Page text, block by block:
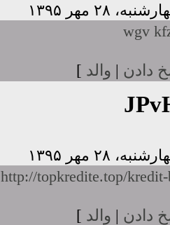
wgv
دادن | والد ]
http://topkredite.top/
دادن | والد ]